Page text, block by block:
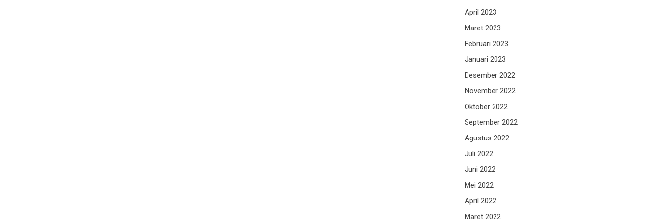
April 2023
Maret 2023
Februari 2023
Januari 2023
Desember 2022
November 2022
Oktober 2022
September 2022
Agustus 2022
Juli 2022
Juni 2022
Mei 2022
April 2022
Maret 2022